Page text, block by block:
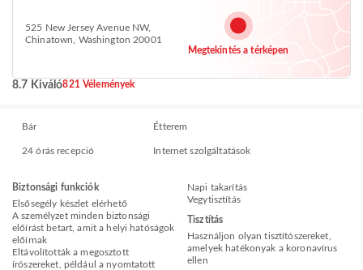
525 New Jersey Avenue NW,
Chinatown, Washington 20001
Megtekintés a térképen
8.7 Kiváló821 Vélemények
Bár Étterem
24 órás recepció Internet szolgáltatások
Biztonsági funkciók
Elsősegély készlet elérhető
A személyzet minden biztonsági
előírást betart, amit a helyi hatóságok
előírnak
Eltávolították a megosztott
írószereket, például a nyomtatott
Napi takarítás
Vegytisztítás
Tisztítás
Használjon olyan tisztítószereket,
amelyek hatékonyak a koronavírus
ellen